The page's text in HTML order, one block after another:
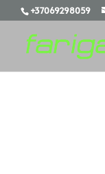
+37069298059